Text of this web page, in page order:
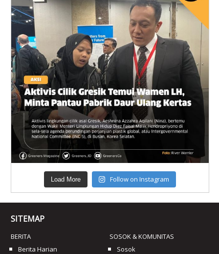
Load More Follow on Instagram
SITEMAP
BERITA
Berita Harian
SOSOK & KOMUNITAS
Sosok